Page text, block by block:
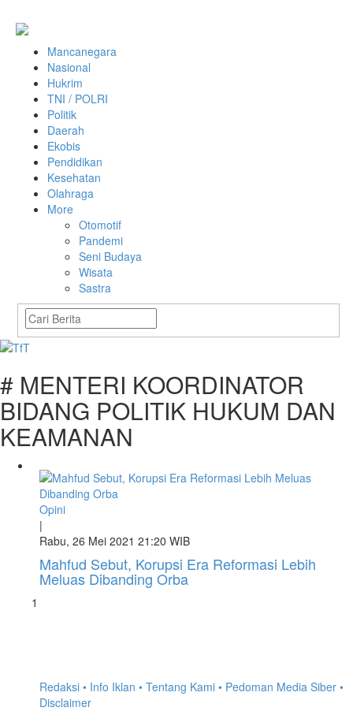
Mancanegara
Nasional
Hukrim
TNI / POLRI
Politik
Daerah
Ekobis
Pendidikan
Kesehatan
Olahraga
More
Otomotif
Pandemi
Seni Budaya
Wisata
Sastra
# MENTERI KOORDINATOR
BIDANG POLITIK HUKUM DAN
KEAMANAN
Opini
|
Rabu, 26 Mei 2021 21:20 WIB
Mahfud Sebut, Korupsi Era Reformasi Lebih
Meluas Dibanding Orba
1
Redaksi • Info Iklan • Tentang Kami • Pedoman Media Siber •
Disclaimer